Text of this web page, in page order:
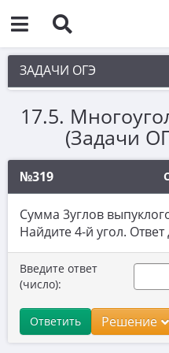
ЗАДАЧИ ОГЭ
1. Практическая задача
2. См. раздел 1
3. См. раздел 1
5. См. раздел 1
6. Вычисления с дробями
7. Координатная
8. Степени и корни
17.5.
(Задачи
№319
Сумма 3углов
Найдите 4-й угол. Ответ
Введите ответ
(число):
Ответить Решение